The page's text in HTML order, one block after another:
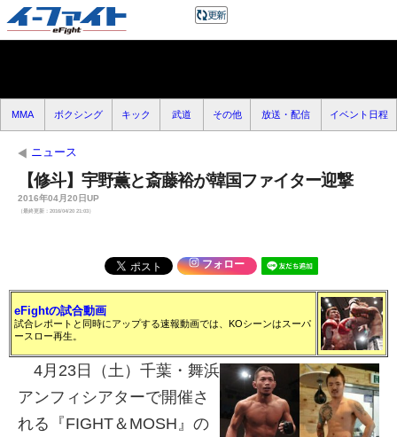
MMA ボクシング キック 武道 その他 放送・配信 イベント日程
ニュース
【修斗】宇野薫と斎藤裕が韓国ファイター迎撃
2016年04月20日UP
（最終更新：2016/04/20 21:03）
フォロー
eFightの試合動画
試合レポートと同時にアップする速報動画では、KOシーンはスーパ
ースロー再生。
4月23日（土）千葉・舞浜
アンフィシアターで開催さ
れる『FIGHT＆MOSH』の